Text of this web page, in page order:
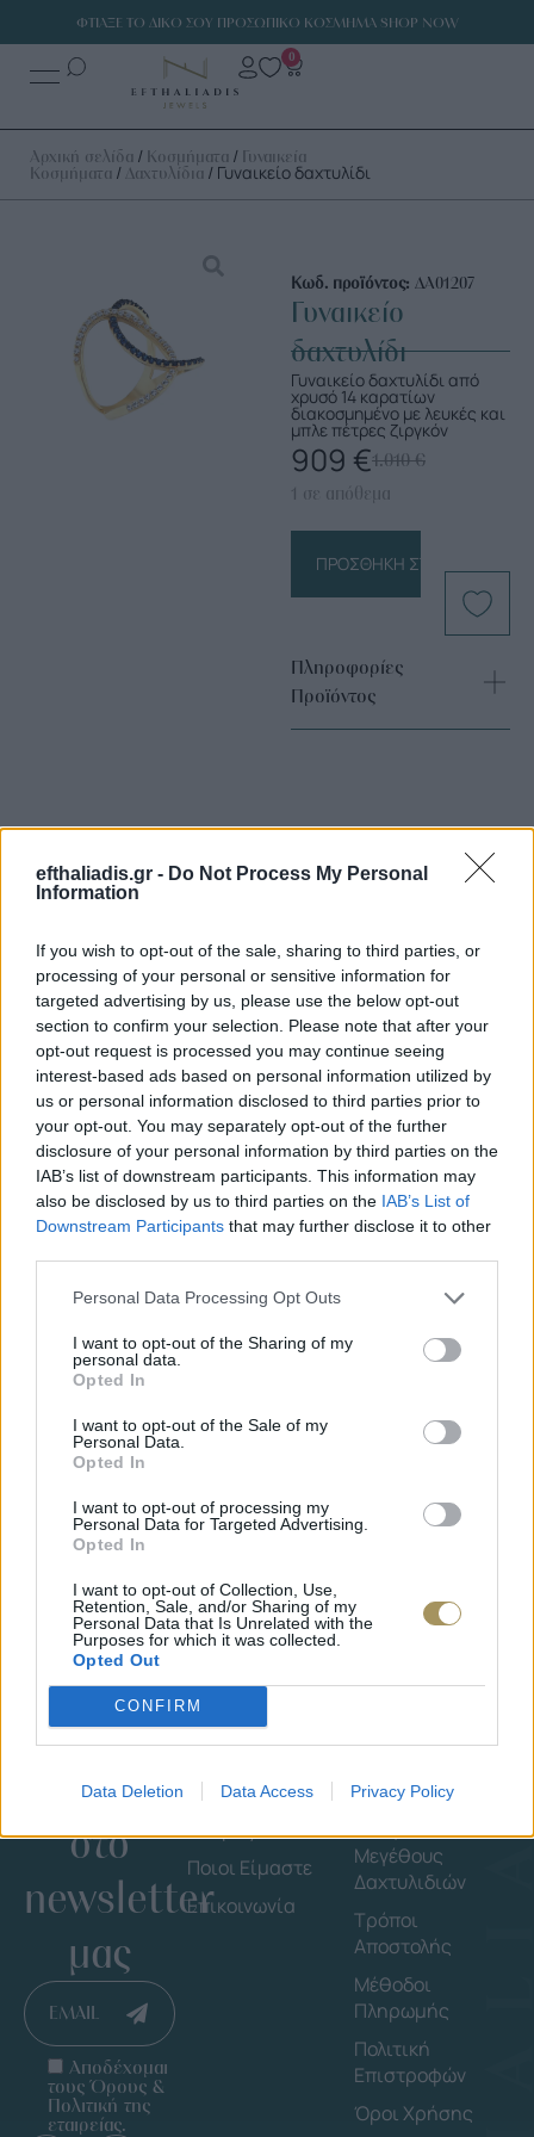
efthaliadis.gr - Do Not Process My Personal
Information
If you wish to opt-out of the sale, sharing to third parties, or
processing of your personal or sensitive information for
targeted advertising by us, please use the below opt-out
section to confirm your selection. Please note that after your
opt-out request is processed you may continue seeing
interest-based ads based on personal information utilized by
us or personal information disclosed to third parties prior to
your opt-out. You may separately opt-out of the further
disclosure of your personal information by third parties on the
IAB’s list of downstream participants. This information may
also be disclosed by us to third parties on the IAB’s List of
Downstream Participants that may further disclose it to other
Personal Data Processing Opt Outs
I want to opt-out of the Sharing of my
personal data.
Opted In
I want to opt-out of the Sale of my
Personal Data.
Opted In
I want to opt-out of processing my
Personal Data for Targeted Advertising.
Opted In
I want to opt-out of Collection, Use,
Retention, Sale, and/or Sharing of my
Personal Data that Is Unrelated with the
Purposes for which it was collected.
Opted Out
CONFIRM
Data Deletion Data Access Privacy Policy
ΦΤΙΑΞΕ ΤΟ ΔΙΚΟ ΣΟΥ ΠΡΟΣΩΠΙΚΟ ΚΟΣΜΗΜΑ SHOP NOW
0
Αρχική σελίδα / Κοσμήματα / Γυναικεία
Κοσμήματα / Δαχτυλίδια / Γυναικείο δαχτυλίδι
Κωδ. προϊόντος: ΔΑ01207
Γυναικείο
δαχτυλίδι
Γυναικείο δαχτυλίδι από
χρυσό 14 καρατίων
διακοσμημένο με λευκές και
μπλε πέτρες ζιργκόν
1.010€
909 €
1 σε απόθεμα
ΠΡΟΣΘΉΚΗ ΣΤΟ ΚΑΛΆΘΙ
Πληροφορίες
Προϊόντος
Επιλογές Που Ταιριάζουν
Ανακαλύψτε τα κοσμήματα που αγαπήθηκαν περισσότερο!
Εδώ θα βρείτε τις κορυφαίες επιλογές που ξεχωρίζουν για
το μοναδικό τους στυλ και την εξαιρετική τους ποιότητα.
-10%
JCOU ARIA JU19087-2
Εγγράψου
στο
newsletter
μας
EMAIL
Αποδέχομαι
τους Όρους &
Πολιτική της
εταιρείας.
Εταιρεία
Shop By Brand
Ποιοι Είμαστε
Επικοινωνία
Οδηγός
Μεγέθους
Δαχτυλιδιών
Τρόποι
Αποστολής
Μέθοδοι
Πληρωμής
Πολιτική
Επιστροφών
Όροι Χρήσης